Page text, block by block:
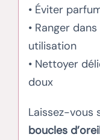
• Éviter
• Ranger
utilisation
• Nettoyer
doux
Laissez-vous
boucles